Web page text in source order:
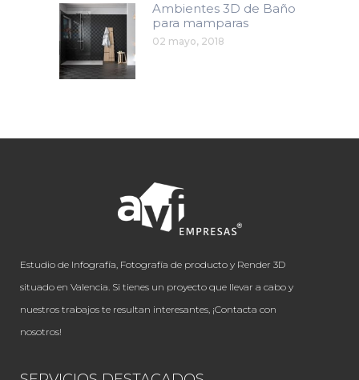
Ambientes 3D de Baño
para mamparas
02 mayo, 2018
Estudio de Infografía, Fotografía de producto y Render 3D
situado en Valencia. Si tienes un proyecto que llevar a cabo y
nuestros trabajos te resultan interesantes, ¡Contacta con
nosotros!